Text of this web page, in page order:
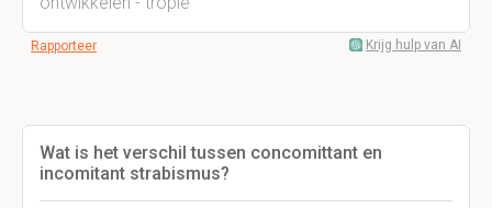
Rapporteer Krijg hulp van AI
Wat is het verschil tussen concomittant en
incomitant strabismus?